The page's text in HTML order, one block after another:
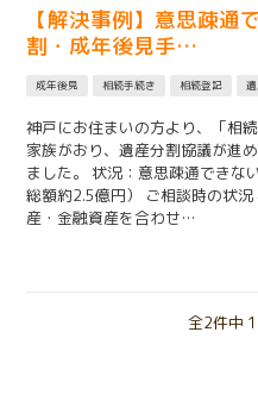
【解決事例】意思疎通
割・成年後見手…
成年後見 相続手続き 相続登記
神戸にお住まいの方より、「相
家族がおり、遺産分割協議が進
ました。 状況：意思疎通できな
総額約2.5億円） ご相談時の状
産・金融資産を合わせ…
全2件中